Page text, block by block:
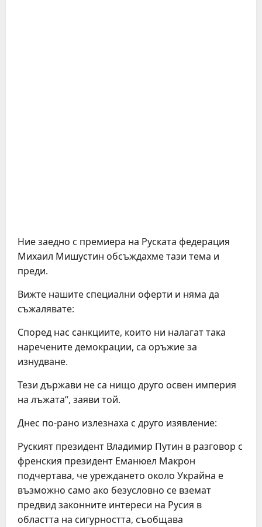
Ние заедно с премиера на Руската федерация
Михаил Мишустин обсъждахме тази тема и
преди.
Вижте нашите специални оферти и няма да
съжалявате:
Според нас санкциите, които ни налагат така
наречените демокрации, са оръжие за
изнудване.
Тези държави не са нищо друго освен империя
на лъжата“, заяви той.
Днес по-рано излезнаха с друго изявление:
Руският президент Владимир Путин в разговор с
френския президент Еманюел Макрон
подчертава, че уреждането около Украйна е
възможно само ако безусловно се вземат
предвид законните интереси на Русия в
областта на сигурността, съобщава